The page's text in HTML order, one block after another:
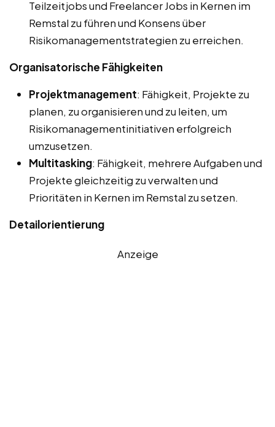
Teilzeitjobs und Freelancer Jobs in Kernen im
Remstal zu führen und Konsens über
Risikomanagementstrategien zu erreichen.
Organisatorische Fähigkeiten
Projektmanagement: Fähigkeit, Projekte zu
planen, zu organisieren und zu leiten, um
Risikomanagementinitiativen erfolgreich
umzusetzen.
Multitasking: Fähigkeit, mehrere Aufgaben und
Projekte gleichzeitig zu verwalten und
Prioritäten in Kernen im Remstal zu setzen.
Detailorientierung
Anzeige